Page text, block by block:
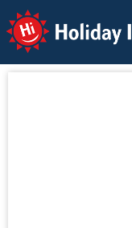
Holiday Info